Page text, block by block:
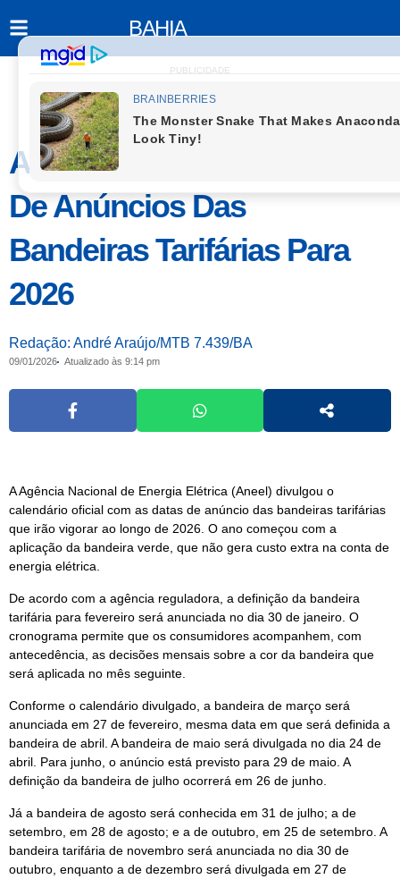
BAHIA
PUBLICIDADE
Aneel Divulga Calendário
De Anúncios Das
Bandeiras Tarifárias Para
2026
Redação: André Araújo/MTB 7.439/BA
09/01/2026 Atualizado às 9:14 pm
A Agência Nacional de Energia Elétrica (Aneel) divulgou o
calendário oficial com as datas de anúncio das bandeiras tarifárias
que irão vigorar ao longo de 2026. O ano começou com a
aplicação da bandeira verde, que não gera custo extra na conta de
energia elétrica.
De acordo com a agência reguladora, a definição da bandeira
tarifária para fevereiro será anunciada no dia 30 de janeiro. O
cronograma permite que os consumidores acompanhem, com
antecedência, as decisões mensais sobre a cor da bandeira que
será aplicada no mês seguinte.
Conforme o calendário divulgado, a bandeira de março será
anunciada em 27 de fevereiro, mesma data em que será definida a
bandeira de abril. A bandeira de maio será divulgada no dia 24 de
abril. Para junho, o anúncio está previsto para 29 de maio. A
definição da bandeira de julho ocorrerá em 26 de junho.
Já a bandeira de agosto será conhecida em 31 de julho; a de
setembro, em 28 de agosto; e a de outubro, em 25 de setembro. A
bandeira tarifária de novembro será anunciada no dia 30 de
outubro, enquanto a de dezembro será divulgada em 27 de